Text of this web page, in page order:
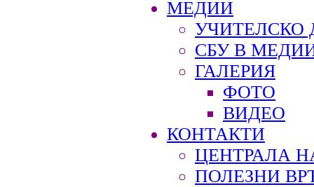
МЕДИИ
УЧИТЕЛСКО
СБУ В
ГАЛЕРИЯ
ФОТО
ВИДЕО
КОНТАКТИ
ЦЕНТРАЛА
ПОЛЕЗНИ